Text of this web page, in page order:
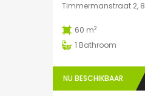
Timmermanstraat 2,
60 m2
1 Bathroom
NU BESCHIKBAAR